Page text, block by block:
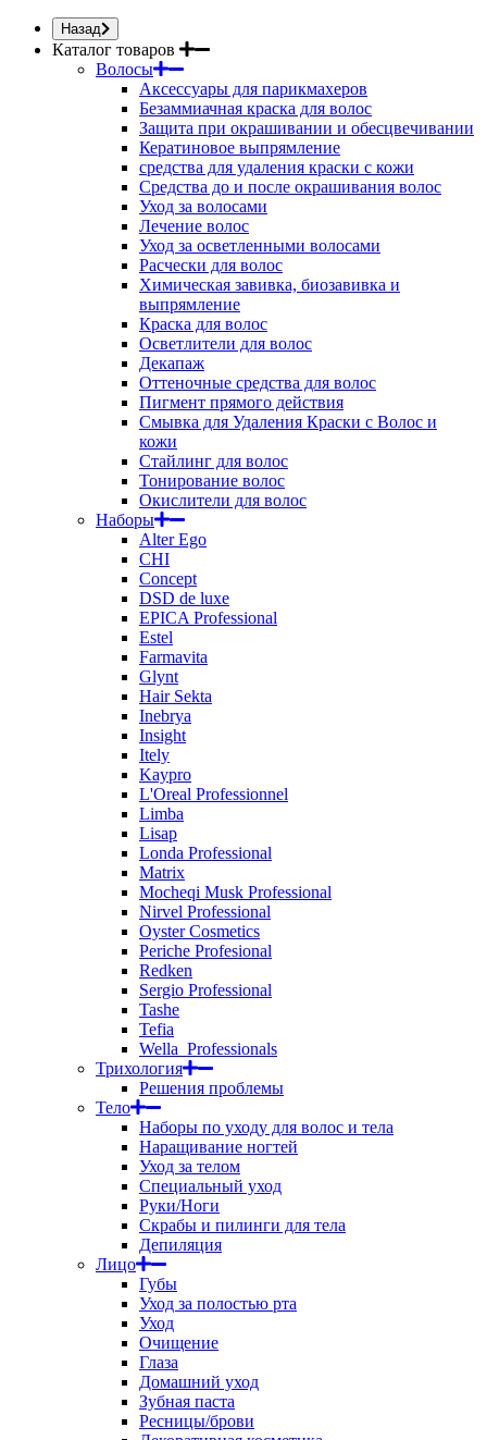
Назад
Каталог товаров
Волосы
Аксессуары для парикмахеров
Безаммиачная краска для волос
Защита при окрашивании и обесцвечивании
Кератиновое выпрямление
средства для удаления краски с кожи
Средства до и после окрашивания волос
Уход за волосами
Лечение волос
Уход за осветленными волосами
Расчески для волос
Химическая завивка, биозавивка и
выпрямление
Краска для волос
Осветлители для волос
Декапаж
Оттеночные средства для волос
Пигмент прямого действия
Смывка для Удаления Краски с Волос и
кожи
Стайлинг для волос
Тонирование волос
Окислители для волос
Наборы
Alter Ego
CHI
Concept
DSD de luxe
EPICA Professional
Estel
Farmavita
Glynt
Hair Sekta
Inebrya
Insight
Itely
Kaypro
L'Oreal Professionnel
Limba
Lisap
Londa Professional
Matrix
Mocheqi Musk Professional
Nirvel Professional
Oyster Cosmetics
Periche Profesional
Redken
Sergio Professional
Tashe
Tefia
Wella_Professionals
Трихология
Решения проблемы
Тело
Наборы по уходу для волос и тела
Наращивание ногтей
Уход за телом
Специальный уход
Руки/Ноги
Скрабы и пилинги для тела
Депиляция
Лицо
Губы
Уход за полостью рта
Уход
Очищение
Глаза
Домашний уход
Зубная паста
Ресницы/брови